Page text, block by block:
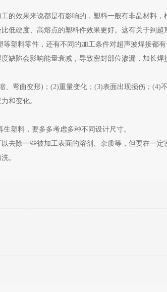
的效果来说都是有影响的，塑料一般有非晶材料，
低硬度、高熔点的塑料件效果更好。这有关于到超
塑料零件，还有不同的加工条件对超声波焊接都有
缺陷会影响能量衰减，导致密封部位渗漏，加长焊
弯曲变形)；(2)重量变化；(3)表面出现损伤；(4)不
和变化。
塑料，要多多考虑多种不同设计尺寸。
去除一些被加工表面的溶剂、杂质等，但要在一定
。